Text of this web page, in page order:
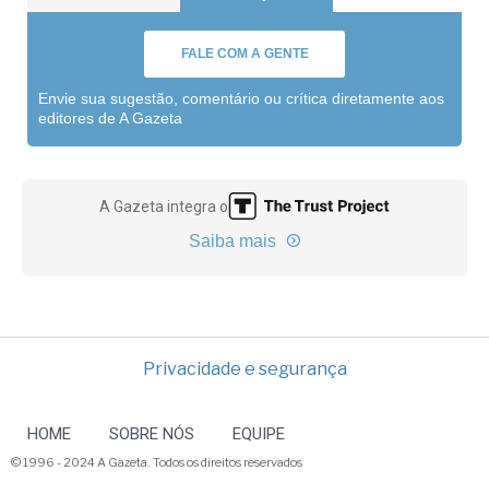
FALE COM A GENTE
Envie sua sugestão, comentário ou crítica diretamente aos
editores de A Gazeta
A Gazeta integra o
Saiba mais
Privacidade e segurança
HOME SOBRE NÓS EQUIPE
© 1996 - 2024 A Gazeta. Todos os direitos reservados